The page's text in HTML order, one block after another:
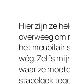
Hier zijn ze
overweeg om
het meubilair
wég. Zelfs
waar ze
stapelgek